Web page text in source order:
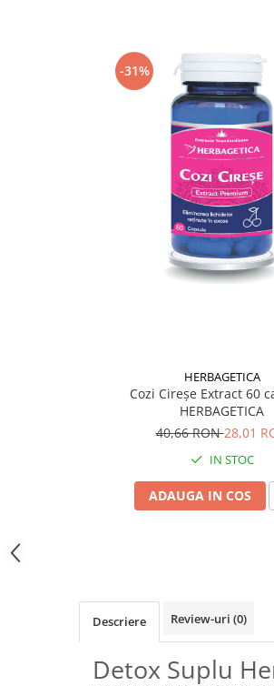
-31%
HERBAGETICA
Cozi Cireșe Extract 60
HERBAGETICA
40,66 RON28,01
IN STOC
ADAUGA IN COS
Descriere Review-uri (0)
Detox Suplu